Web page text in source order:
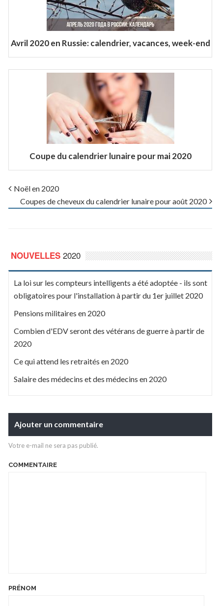
Avril 2020 en Russie: calendrier, vacances, week-end
Coupe du calendrier lunaire pour mai 2020
Noël en 2020
Coupes de cheveux du calendrier lunaire pour août 2020
NOUVELLES2020
La loi sur les compteurs intelligents a été adoptée - ils sont
obligatoires pour l'installation à partir du 1er juillet 2020
Pensions militaires en 2020
Combien d'EDV seront des vétérans de guerre à partir de
2020
Ce qui attend les retraités en 2020
Salaire des médecins et des médecins en 2020
Ajouter un commentaire
Votre e-mail ne sera pas publié.
COMMENTAIRE
PRÉNOM